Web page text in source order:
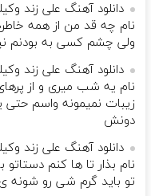
دانلود آهنگ علی زند
نام چه قد من از همه
ولی چشم كسی به بودنم
دانلود آهنگ علی زند
نام یه شب میرى و از
زيبات نمیمونه واسم حتی
دونش
دانلود آهنگ علی زند
نام بذار تا ها كنم دستاتو
تو باید گرم شی رو شونه